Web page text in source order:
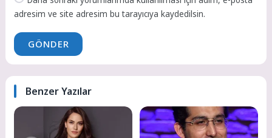
adresim ve site adresim bu tarayıcıya kaydedilsin.
GÖNDER
Benzer Yazılar